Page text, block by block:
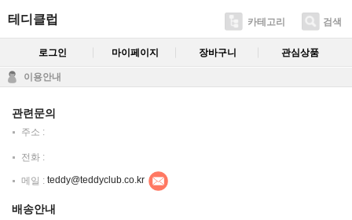
테디클럽 카테고리 검색
로그인 마이페이지 장바구니 관심상품
이용안내
관련문의
주소 :
전화 :
메일 : teddy@teddyclub.co.kr
배송안내